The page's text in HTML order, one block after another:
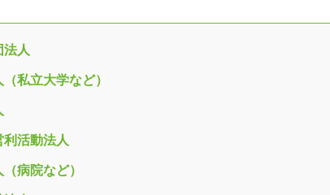
法人
（私立大学など）
利活動法人
（病院など）